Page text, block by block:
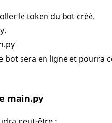
le token du bot créé.
bot sera en ligne et pourra
main.py
peut-être :